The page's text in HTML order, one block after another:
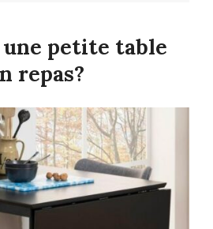
petite table
repas?